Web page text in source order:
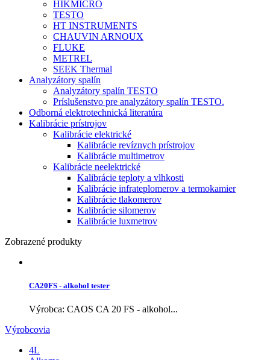
HIKMICRO
TESTO
HT INSTRUMENTS
CHAUVIN ARNOUX
FLUKE
METREL
SEEK Thermal
Analyzátory spalín
Analyzátory spalín TESTO
Príslušenstvo pre analyzátory spalín TESTO.
Odborná elektrotechnická literatúra
Kalibrácie prístrojov
Kalibrácie elektrické
Kalibrácie revíznych prístrojov
Kalibrácie multimetrov
Kalibrácie neelektrické
Kalibrácie teploty a vlhkosti
Kalibrácie infrateplomerov a termokamier
Kalibrácie tlakomerov
Kalibrácie silomerov
Kalibrácie luxmetrov
Zobrazené produkty
CA20FS - alkohol tester
Výrobca: CAOS CA 20 FS - alkohol...
Výrobcovia
4L